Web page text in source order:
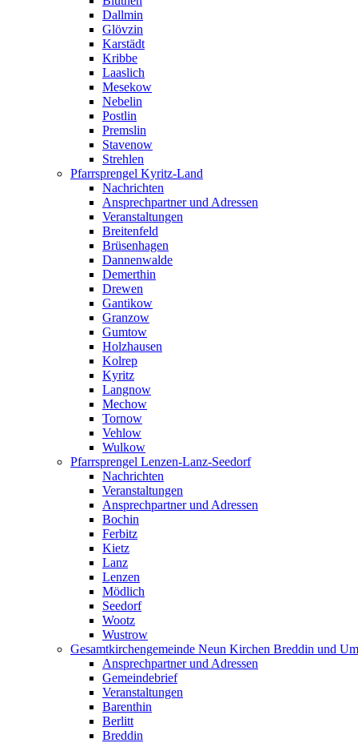
Dallmin
Glövzin
Karstädt
Kribbe
Laaslich
Mesekow
Nebelin
Postlin
Premslin
Stavenow
Strehlen
Pfarrsprengel Kyritz-Land
Nachrichten
Ansprechpartner und Adressen
Veranstaltungen
Breitenfeld
Brüsenhagen
Dannenwalde
Demerthin
Drewen
Gantikow
Granzow
Gumtow
Holzhausen
Kolrep
Kyritz
Langnow
Mechow
Tornow
Vehlow
Wulkow
Pfarrsprengel Lenzen-Lanz-Seedorf
Nachrichten
Veranstaltungen
Ansprechpartner und Adressen
Bochin
Ferbitz
Kietz
Lanz
Lenzen
Mödlich
Seedorf
Wootz
Wustrow
Gesamtkirchengemeinde Neun Kirchen Breddin und
Ansprechpartner und Adressen
Gemeindebrief
Veranstaltungen
Barenthin
Berlitt
Breddin